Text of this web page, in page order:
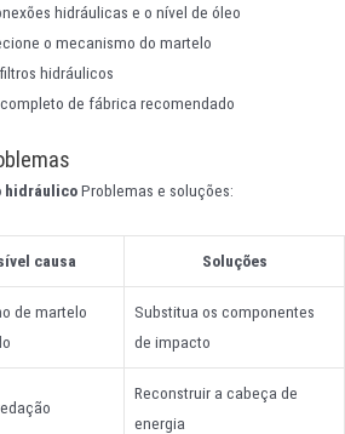
hidráulicas e o nível de óleo
o mecanismo do martelo
hidráulicos
de fábrica recomendado
hidráulicoProblemas e soluções:
causa Soluções
de martelo
Substitua os componentes
de impacto
Reconstruir a cabeça de
energia